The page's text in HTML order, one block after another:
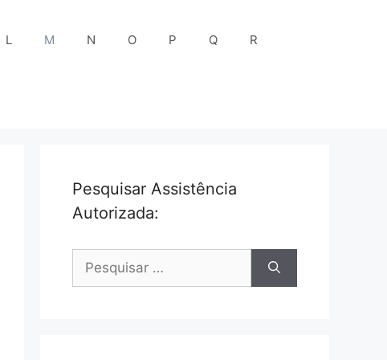
L M N O P Q R
Pesquisar Assistência
Autorizada:
Pesquisar